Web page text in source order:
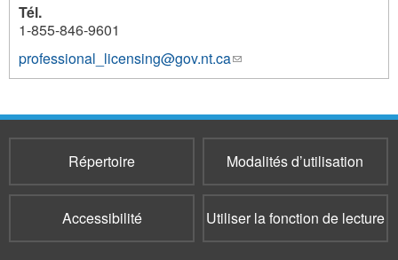
Tél.
1-855-846-9601
professional_licensing@gov.nt.ca(le
lien
un
courriel)
Répertoire
Modalités d’utilisation
Accessibilité Utiliser la fonction de lecture